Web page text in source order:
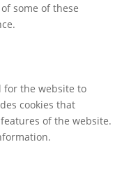
some of these
for the website to
cookies that
of the website.